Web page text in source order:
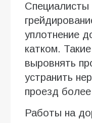
Специалисты
уплотнение
катком.
выровнять
устранить
проезд
Работы на